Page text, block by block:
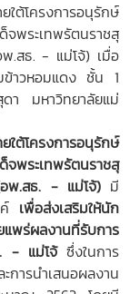
ต้โครงการอนุรักษ์
พระเทพรัตนราชสุ
.สธ. - แม่โจ้) เมื่อ
าวหอมแดง ชั้น 1
ดา มหาวิทยาลัยแม่
ใต้โครงการอนุรักษ์
พระเทพรัตนราชสุ
พ.สธ. - แม่โจ้)มี
เพื่อส่งเสริมให้นัก
พร่ผลงานที่รับการ
- แม่โจ้ซึ่งในการ
การนำเสนอผลงาน